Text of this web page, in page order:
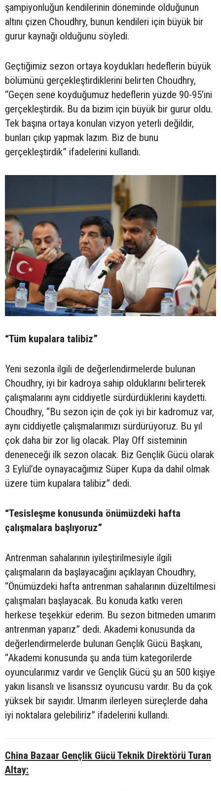
şampiyonluğun kendilerinin döneminde olduğunun
altını çizen Choudhry, bunun kendileri için büyük bir
gurur kaynağı olduğunu söyledi.
Geçtiğimiz sezon ortaya koydukları hedeflerin büyük
bölümünü gerçekleştirdiklerini belirten Choudhry,
“Geçen sene koyduğumuz hedeflerin yüzde 90-95’ini
gerçekleştirdik. Bu da bizim için büyük bir gurur oldu.
Tek başına ortaya konulan vizyon yeterli değildir,
bunları çıkıp yapmak lazım. Biz de bunu
gerçekleştirdik” ifadelerini kullandı.
“Tüm kupalara talibiz”
Yeni sezonla ilgili de değerlendirmelerde bulunan
Choudhry, iyi bir kadroya sahip olduklarını belirterek
çalışmalarını aynı ciddiyetle sürdürdüklerini kaydetti.
Choudhry, “Bu sezon için de çok iyi bir kadromuz var,
aynı ciddiyetle çalışmalarımızı sürdürüyoruz. Bu yıl
çok daha bir zor lig olacak. Play Off sisteminin
deneneceği ilk sezon olacak. Biz Gençlik Gücü olarak
3 Eylül’de oynayacağımız Süper Kupa da dahil olmak
üzere tüm kupalara talibiz” dedi.
“Tesisleşme konusunda önümüzdeki hafta
çalışmalara başlıyoruz”
Antrenman sahalarının iyileştirilmesiyle ilgili
çalışmaların da başlayacağını açıklayan Choudhry,
“Önümüzdeki hafta antrenman sahalarının düzeltilmesi
çalışmaları başlayacak. Bu konuda katkı veren
herkese teşekkür ederim. Bu sezon bitmeden umarım
antrenman yaparız” dedi. Akademi konusunda da
değerlendirmelerde bulunan Gençlik Gücü Başkanı,
“Akademi konusunda şu anda tüm kategorilerde
oyuncularımız vardır ve Gençlik Gücü şu an 500 kişiye
yakın lisanslı ve lisanssız oyuncusu vardır. Bu da çok
yüksek bir sayıdır. Umarım ilerleyen süreçlerde daha
iyi noktalara gelebiliriz” ifadelerini kullandı.
China Bazaar Gençlik Gücü Teknik Direktörü Turan
Altay: